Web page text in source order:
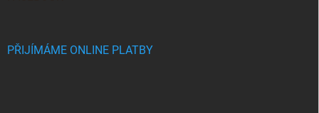
PŘIJÍMÁME ONLINE PLATBY